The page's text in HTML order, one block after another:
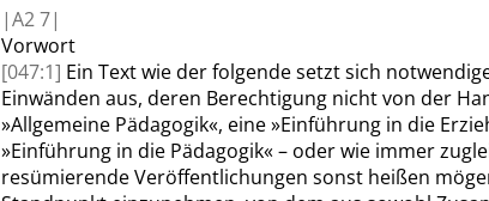
|A27|
Vorwort
[047:1] Ein Text wie der folgende setzt sich
Einwänden aus, deren Berechtigung nicht von der
»Allgemeine Pädagogik«, eine»Einführung in die
»Einführung in die Pädagogik«– oder wie immer
resümierende Veröffentlichungen sonst heißen